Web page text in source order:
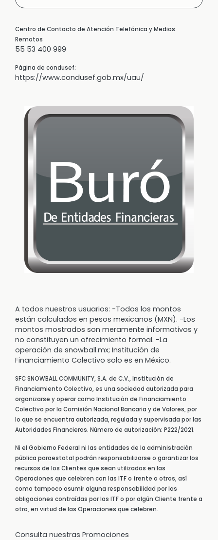
Centro de Contacto de Atención Telefónica y Medios
Remotos
55 53 400 999
Página de condusef:
https://www.condusef.gob.mx/uau/
A todos nuestros usuarios: -Todos los montos
están calculados en pesos mexicanos (MXN). -Los
montos mostrados son meramente informativos y
no constituyen un ofrecimiento formal. -La
operación de snowball.mx; Institución de
Financiamiento Colectivo solo es en México.
SFC SNOWBALL COMMUNITY, S.A. de C.V., Institución de
Financiamiento Colectivo, es una sociedad autorizada para
organizarse y operar como Institución de Financiamiento
Colectivo por la Comisión Nacional Bancaria y de Valores, por
lo que se encuentra autorizada, regulada y supervisada por las
Autoridades Financieras. Número de autorización: P222/2021.
Ni el Gobierno Federal ni las entidades de la administración
pública paraestatal podrán responsabilizarse o garantizar los
recursos de los Clientes que sean utilizados en las
Operaciones que celebren con las ITF o frente a otros, así
como tampoco asumir alguna responsabilidad por las
obligaciones contraídas por las ITF o por algún Cliente frente a
otro, en virtud de las Operaciones que celebren.
Consulta nuestras Promociones